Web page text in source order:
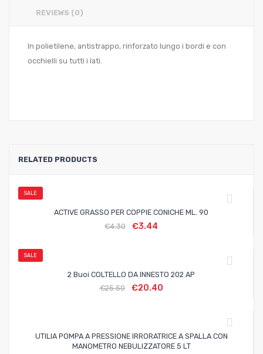
REVIEWS (0)
In polietilene, antistrappo, rinforzato lungo i bordi e con
occhielli su tutti i lati.
RELATED PRODUCTS
SALE
ACTIVE GRASSO PER COPPIE CONICHE ML. 90
€4.30 €3.44
SALE
2 Buoi COLTELLO DA INNESTO 202 AP
€25.50 €20.40
UTILIA POMPA A PRESSIONE IRRORATRICE A SPALLA CON
MANOMETRO NEBULIZZATORE 5 LT